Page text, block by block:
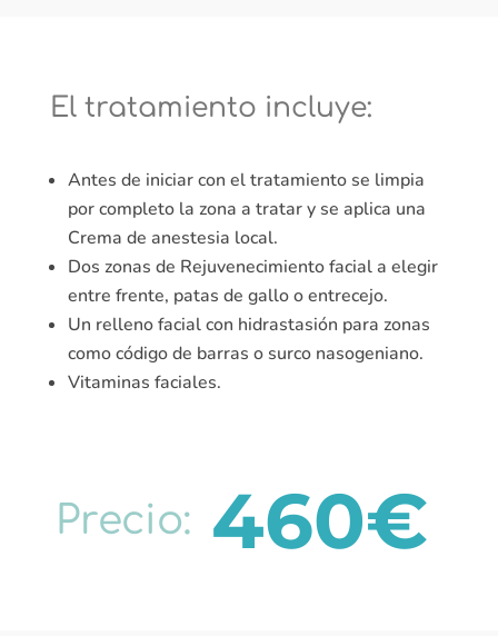
El tratamiento incluye:
Antes de iniciar con el tratamiento se limpia
por completo la zona a tratar y se aplica una
Crema de anestesia local.
Dos zonas de Rejuvenecimiento facial a elegir
entre frente, patas de gallo o entrecejo.
Un relleno facial con hidrastasión para zonas
como código de barras o surco nasogeniano.
Vitaminas faciales.
Precio: 460€